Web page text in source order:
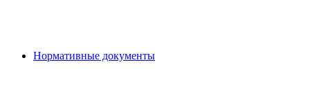
Нормативные документы